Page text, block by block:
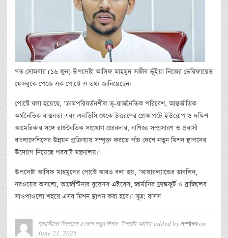
গত সোমবার (১৬ জুন) উপদেষ্টা আসিফ মাহমুদ সজীব ভূঁইয়া নিজের ভেরিফায়েড
ফেসবুকে পেজে এক পোস্টে এ তথ্য জানিয়েছেন।
পোস্টে বলা হয়েছে, ‘ক্রমপরিবর্তনশীল ভূ-রাজনৈতিক পরিবেশ, আন্তর্জাতিক
অর্থনৈতিক বাস্তবতা এবং এলডিসি থেকে উত্তরণের প্রেক্ষাপটে ইউরোপ ও দক্ষিণ
আমেরিকার সঙ্গে রাজনৈতিক সংযোগ জোরদার, বাণিজ্য সম্প্রসারণ ও প্রবাসী
বাংলাদেশিদের উন্নয়ন প্রক্রিয়ায় সম্পৃক্ত করতে পাঁচ দেশে নতুন মিশন স্থাপনের
উদ্যোগ নিয়েছে পররাষ্ট্র মন্ত্রণালয়।’
উপদেষ্টা আসিফ মাহমুদের পোস্টে আরও বলা হয়, ‘আয়ারল্যান্ডের ডাবলিন,
নরওয়ের অসলো, আর্জেন্টিনার বুয়েনস এইরেস, জার্মানির ফ্রাঙ্কফুর্ট ও ব্রাজিলের
সাওপাওলো শহরে এসব মিশন স্থাপন করা হবে।’ সূত্র: বাসস
প্রবাসীদের উন্নয়নে ৫দেশে নতুন মিশন: উপদেষ্টা আসিফadded by সম্পাদকon
June 21, 2025